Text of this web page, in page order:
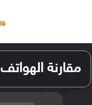
مقارنة الهواتف